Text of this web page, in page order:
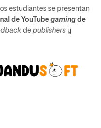
estudiantes se presentan
de YouTube gaming de
de publishers y